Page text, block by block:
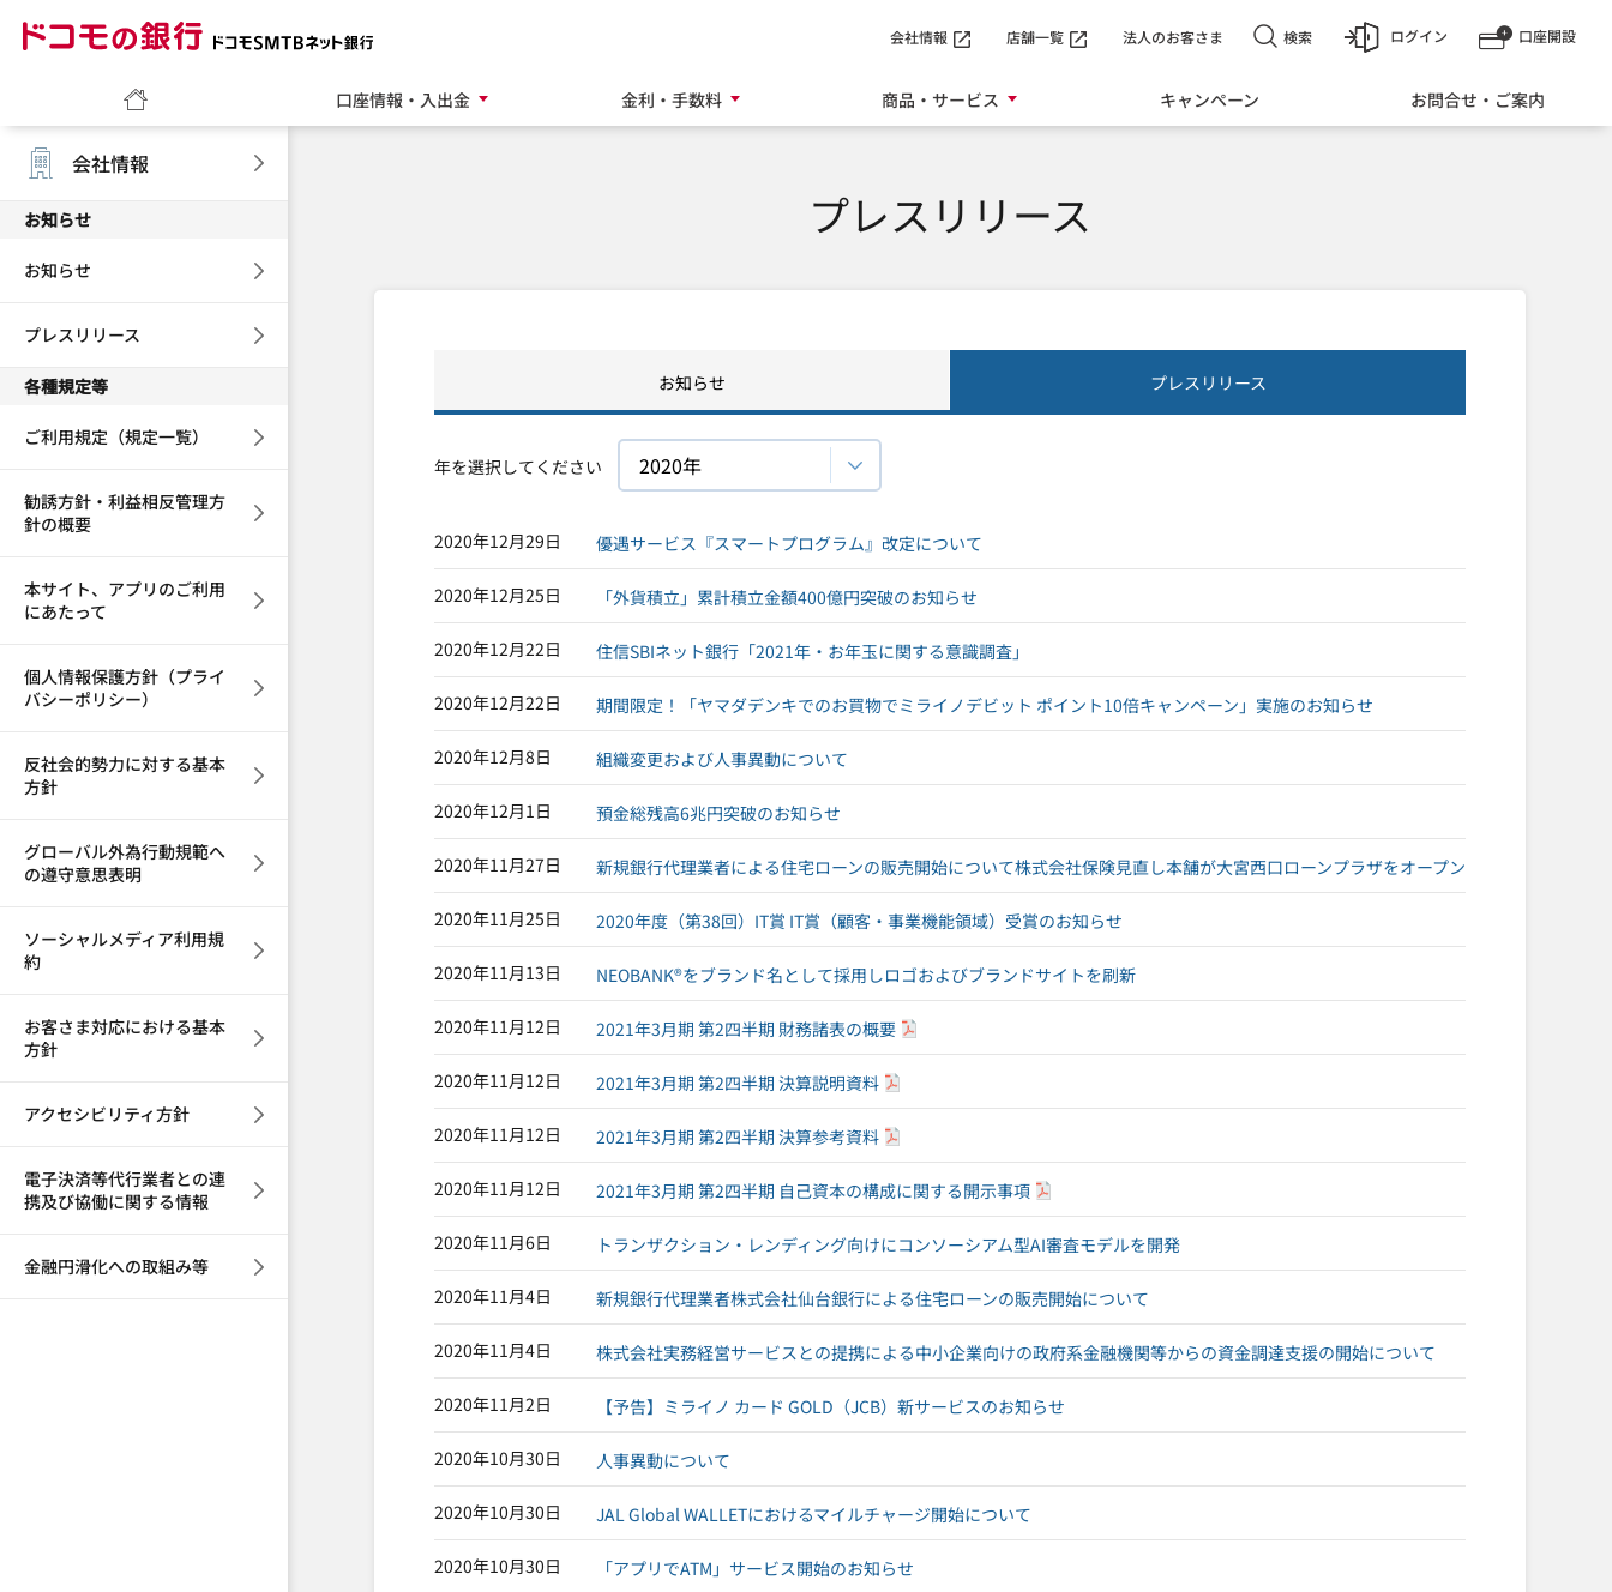
口座開設
ログイン
口座情報・入出金 金利・手数料 商品・サービス キャンペーン お問合せ・ご案内
会社情報 店舗一覧 法人のお客さま 検索
プレスリリース
お知らせ プレスリリース
年を選択してください
2020年12月29日 優遇サービス『スマートプログラム』改定について
2020年12月25日 「外貨積立」累計積立金額400億円突破のお知らせ
2020年12月22日 住信SBIネット銀行「2021年・お年玉に関する意識調査」
2020年12月22日 期間限定！「ヤマダデンキでのお買物でミライノデビット ポイント10倍キャンペーン」実施のお知らせ
2020年12月8日 組織変更および人事異動について
2020年12月1日 預金総残高6兆円突破のお知らせ
2020年11月27日 新規銀行代理業者による住宅ローンの販売開始について株式会社保険見直し本舗が大宮西口ローンプラザをオープン
2020年11月25日 2020年度（第38回）IT賞 IT賞（顧客・事業機能領域）受賞のお知らせ
2020年11月13日 NEOBANK®をブランド名として採用しロゴおよびブランドサイトを刷新
2020年11月12日 2021年3月期 第2四半期 財務諸表の概要
2020年11月12日 2021年3月期 第2四半期 決算説明資料
2020年11月12日 2021年3月期 第2四半期 決算参考資料
2020年11月12日 2021年3月期 第2四半期 自己資本の構成に関する開示事項
2020年11月6日 トランザクション・レンディング向けにコンソーシアム型AI審査モデルを開発
2020年11月4日 新規銀行代理業者株式会社仙台銀行による住宅ローンの販売開始について
2020年11月4日 株式会社実務経営サービスとの提携による中小企業向けの政府系金融機関等からの資金調達支援の開始について
2020年11月2日 【予告】ミライノ カード GOLD（JCB）新サービスのお知らせ
2020年10月30日 人事異動について
2020年10月30日 JAL Global WALLETにおけるマイルチャージ開始について
2020年10月30日 「アプリでATM」サービス開始のお知らせ
会社情報
お知らせ
お知らせ
プレスリリース
各種規定等
ご利用規定（規定一覧）
勧誘方針・利益相反管理方
針の概要
本サイト、アプリのご利用
にあたって
個人情報保護方針（プライ
バシーポリシー）
反社会的勢力に対する基本
方針
グローバル外為行動規範へ
の遵守意思表明
ソーシャルメディア利用規
約
お客さま対応における基本
方針
アクセシビリティ方針
電子決済等代行業者との連
携及び協働に関する情報
金融円滑化への取組み等